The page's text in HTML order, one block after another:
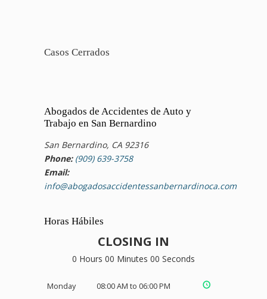
Casos Cerrados
Abogados de Accidentes de Auto y
Trabajo en San Bernardino
San Bernardino, CA 92316
Phone: (909) 639-3758
Email:
info@abogadosaccidentessanbernardinoca.com
Horas Hábiles
CLOSING IN
0 Hours 00 Minutes 00 Seconds
Monday 08:00 AM to 06:00 PM